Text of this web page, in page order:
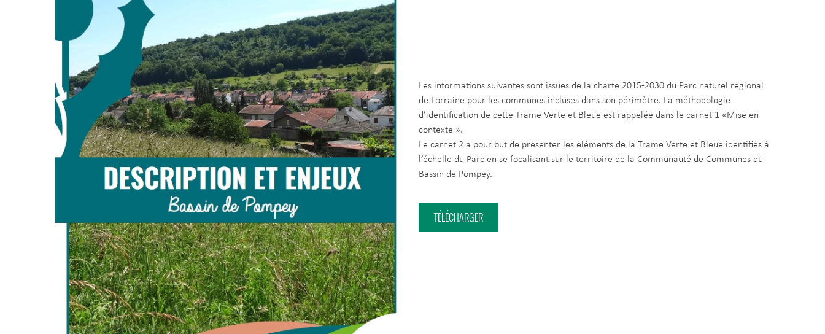
Les informations suivantes sont issues de la charte 2015-2030 du Parc naturel régional
de Lorraine pour les communes incluses dans son périmètre. La méthodologie
d’identification de cette Trame Verte et Bleue est rappelée dans le carnet 1 «Mise en
contexte ».
Le carnet 2 a pour but de présenter les éléments de la Trame Verte et Bleue identifiés à
l’échelle du Parc en se focalisant sur le territoire de la Communauté de Communes du
Bassin de Pompey.
TÉLÉCHARGER